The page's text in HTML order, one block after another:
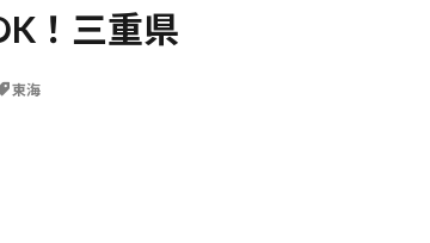
！三重県
東海